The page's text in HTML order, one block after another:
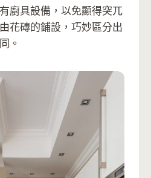
廚具設備，以免顯得突兀
花磚的鋪設，巧妙區分出
。